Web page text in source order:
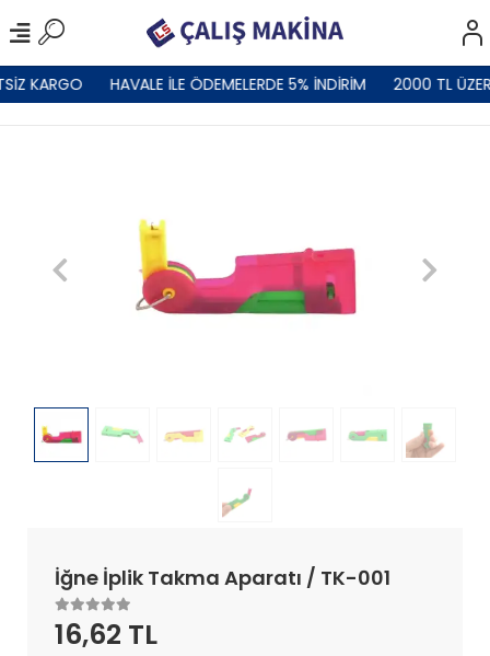
KARGO HAVALE İLE ÖDEMELERDE 5% İNDİRİM 2000 TL
İğne İplik Takma Aparatı / TK-001
16,62 TL